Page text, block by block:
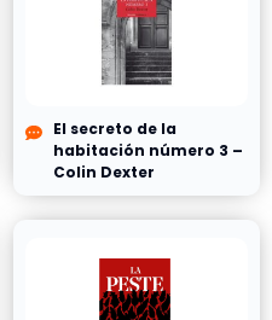
El secreto de la
habitación número 3 –
Colin Dexter